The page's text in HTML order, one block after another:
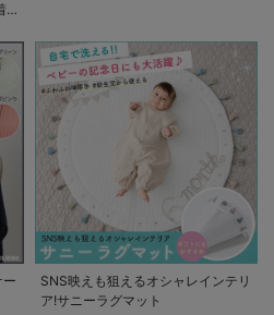
SNS映えも狙えるオシャレインテリ
ア!サニーラグマット